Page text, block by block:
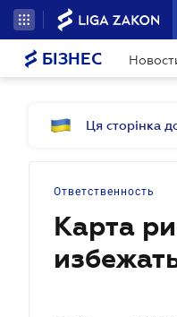
БІЗНЕС
Ця сторінка
Ответственность
Карта